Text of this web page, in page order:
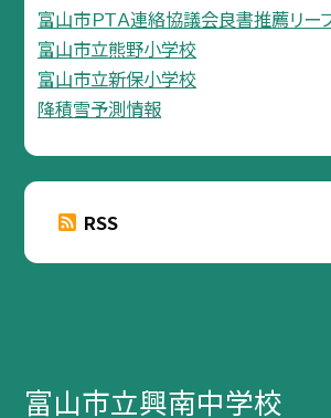
富山市ＰＴＡ連絡協議会良書推薦リー
富山市立熊野小学校
富山市立新保小学校
降積雪予測情報
RSS
富山市立興南中学校